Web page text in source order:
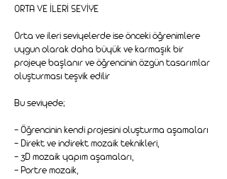
ORTA VE İLERİ SEVİYE
Orta ve ileri seviyelerde ise önceki öğrenimlere
uygun olarak daha büyük ve karmaşık bir
projeye başlanır ve öğrencinin özgün tasarımlar
oluşturması teşvik edilir
Bu seviyede;
- Öğrencinin kendi projesini oluşturma aşamaları
- Direkt ve indirekt mozaik teknikleri,
- 3D mozaik yapım aşamaları,
- Portre mozaik,